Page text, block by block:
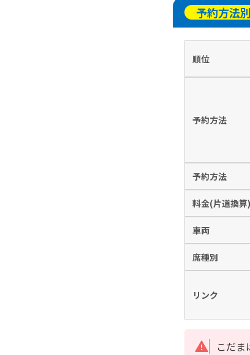
予約方法別
順位
予約方法
予約方法
料金(片道換算)
車両
席種別
リンク
こだ